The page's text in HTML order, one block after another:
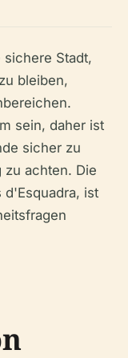
Stadt,
bleiben,
sein, daher ist
sicher zu
zu achten. Die
d'Esquadra, ist